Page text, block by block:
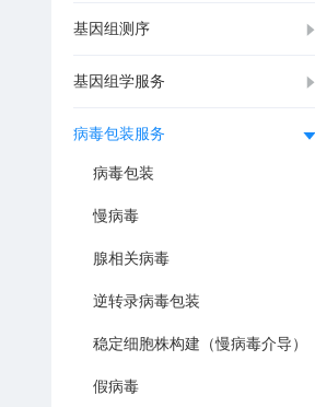
基因组测序
基因组学服务
病毒包装服务
病毒包装
慢病毒
腺相关病毒
逆转录病毒包装
稳定细胞株构建（慢病毒介导）
假病毒